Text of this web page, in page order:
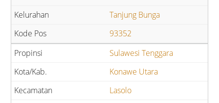
Tanjung Bunga
93352
Sulawesi Tenggara
Konawe Utara
Lasolo